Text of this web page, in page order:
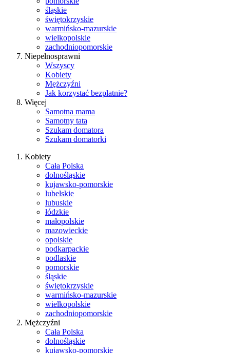
śląskie
świętokrzyskie
warmińsko-mazurskie
wielkopolskie
zachodniopomorskie
Niepełnosprawni
Wszyscy
Kobiety
Mężczyźni
Jak korzystać bezpłatnie?
Więcej
Samotna mama
Samotny tata
Szukam domatora
Szukam domatorki
Kobiety
Cała Polska
dolnośląskie
kujawsko-pomorskie
lubelskie
lubuskie
łódzkie
małopolskie
mazowieckie
opolskie
podkarpackie
podlaskie
pomorskie
śląskie
świętokrzyskie
warmińsko-mazurskie
wielkopolskie
zachodniopomorskie
Mężczyźni
Cała Polska
dolnośląskie
kujawsko-pomorskie